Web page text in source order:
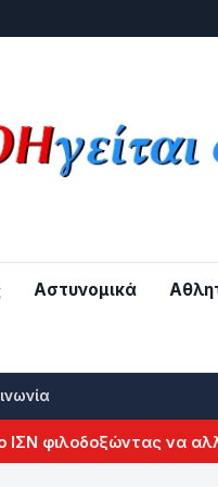
Αστυνομικά
να αλλάξει